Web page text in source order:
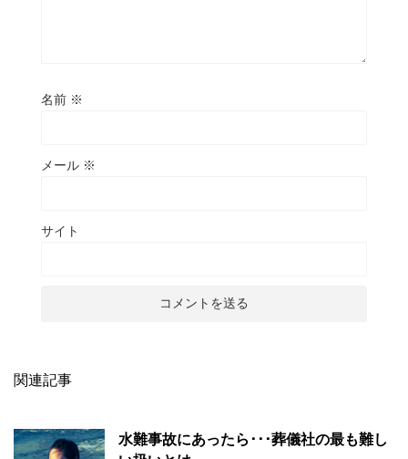
名前 ※
メール ※
サイト
関連記事
水難事故にあったら･･･葬儀社の最も難し